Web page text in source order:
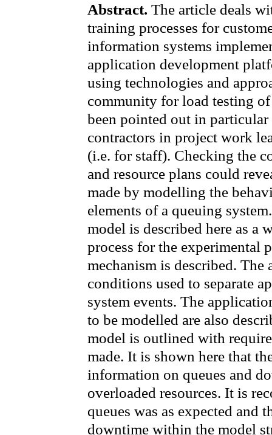
Abstract. The article deals
training processes for
information systems
application development
using technologies and
community for load testing
been pointed out in
contractors in project work
(i.e. for staff). Checking the
and resource plans could
made by modelling the
elements of a queuing
model is described here as a
process for the experimental
mechanism is described.
conditions used to separate
system events. The
to be modelled are also
model is outlined with
made. It is shown here that
information on queues and
overloaded resources. It is
queues was as expected and
downtime within the model